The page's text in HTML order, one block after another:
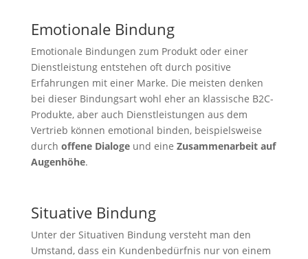
Emotionale Bindung
Emotionale Bindungen zum Produkt oder einer
Dienstleistung entstehen oft durch positive
Erfahrungen mit einer Marke. Die meisten denken
bei dieser Bindungsart wohl eher an klassische B2C-
Produkte, aber auch Dienstleistungen aus dem
Vertrieb können emotional binden, beispielsweise
durch offene Dialogeund eine Zusammenarbeit auf
Augenhöhe.
Situative Bindung
Unter der Situativen Bindung versteht man den
Umstand, dass ein Kundenbedürfnis nur von einem